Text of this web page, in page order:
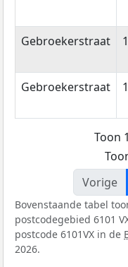
Gebroekerstraat
Gebroekerstraat
Toon
Vorige
Bovenstaande tabel
postcodegebied 6101
postcode 6101VX in de
2026.